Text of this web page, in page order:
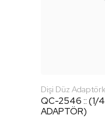
Dişi Düz
QC-2546 :: (1/
ADAPTÖR)